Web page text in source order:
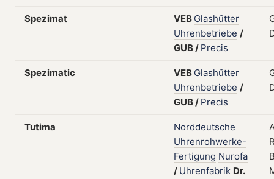
Spezimat VEB Glashütter
Uhrenbetriebe /
GUB/ Precis
Spezimatic VEB Glashütter
Uhrenbetriebe /
GUB/ Precis
Tutima
Norddeutsche
Uhrenrohwerke-
Fertigung Nurofa
/ Uhrenfabrik Dr.